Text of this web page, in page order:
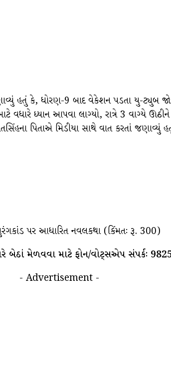
હતું કે, ધોરણ-9 બાદ વેકેશન પડતા યુ-ટ્યુબ
ધ્યાન આપવા લાગ્યો, રાત્રે 3 વાગ્યે
મિડીયા સાથે વાત કરતાં જણાવ્યું હતું કે,
પર આધારિત નવલકથા (કિંમતઃ રૂ. 300)
બેઠાં મેળવવા માટે ફોન/વોટ્સએપ સંપર્કઃ
- Advertisement -